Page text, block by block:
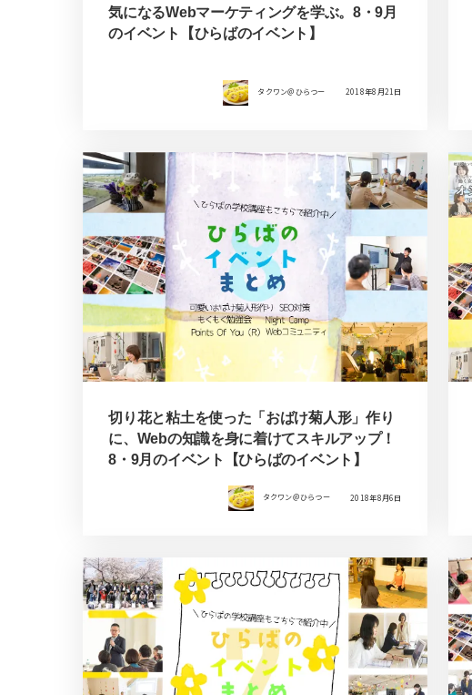
気になるWebマーケティングを学ぶ。8・9月
のイベント【ひらばのイベント】
タクワン＠ひらつー 2018年8月21日
切り花と粘土を使った「おばけ菊人形」作り
に、Webの知識を身に着けてスキルアップ！
8・9月のイベント【ひらばのイベント】
タクワン＠ひらつー 2018年8月6日